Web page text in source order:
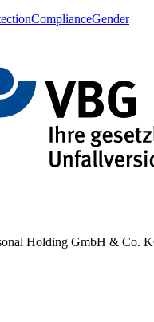
ComplianceGender
Holding GmbH & Co.